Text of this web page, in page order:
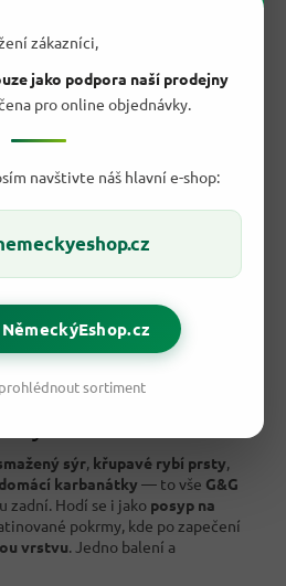
zákazníci,
jako podpora naší prodejny
pro online objednávky.
navštivte náš hlavní e-shop:
Chci si jen prohlédnout sortiment
sýr, křupavé rybí prsty,
domácí karbanátky — to vše G&G
zadní. Hodí se i jako posyp na
pokrmy, kde po zapečení
vrstvu. Jedno balení a